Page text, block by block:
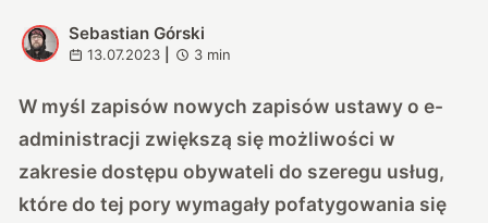
S
Sebastian Górski
13.07.2023 3 min
W myśl zapisów nowych zapisów ustawy o e-
administracji zwiększą się możliwości w
zakresie dostępu obywateli do szeregu usług,
które do tej pory wymagały pofatygowania się